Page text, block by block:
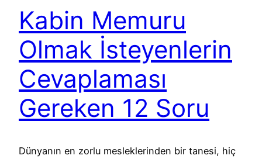
Kabin Memuru
Olmak İsteyenlerin
Cevaplaması
Gereken 12 Soru
Dünyanın en zorlu mesleklerinden bir tanesi, hiç